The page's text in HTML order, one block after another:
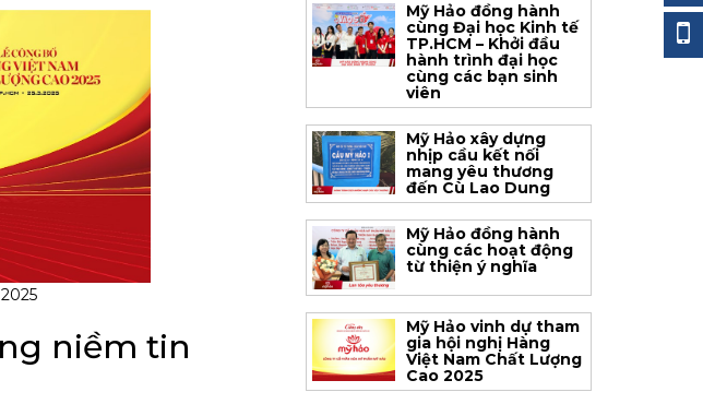
niềm tin
Mỹ Hảo đồng hành
cùng Đại học Kinh tế
TP.HCM – Khởi đầu
hành trình đại học
cùng các bạn sinh
viên
Mỹ Hảo xây dựng
nhịp cầu kết nối
mang yêu thương
đến Cù Lao Dung
Mỹ Hảo đồng hành
cùng các hoạt động
từ thiện ý nghĩa
Mỹ Hảo vinh dự tham
gia hội nghị Hàng
Việt Nam Chất Lượng
Cao 2025